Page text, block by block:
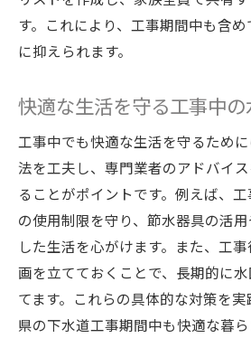
す。これにより、工事期間中も含
に抑えられます。
快適な生活を守る工事中
工事中でも快適な生活を守るため
法を工夫し、専門業者のアドバイ
ることがポイントです。例えば、
の使用制限を守り、節水器具の活
した生活を心がけます。また、工
画を立てておくことで、長期的に
てます。これらの具体的な対策を
県の下水道工事期間中も快適な暮ら